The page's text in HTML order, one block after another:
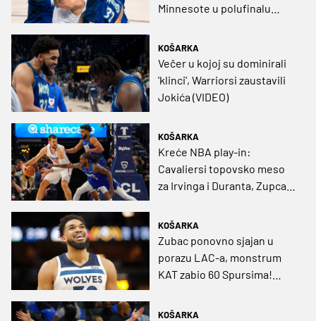
Minnesote u polufinalu
KOŠARKA
Večer u kojoj su dominirali
'klinci', Warriorsi zaustavili
Jokića (VIDEO)
KOŠARKA
Kreće NBA play-in:
Cavaliersi topovsko meso
za Irvinga i Duranta, Zupca
Townsom
KOŠARKA
Zubac ponovno sjajan u
porazu LAC-a, monstrum
KAT zabio 60 Spursima!
KOŠARKA